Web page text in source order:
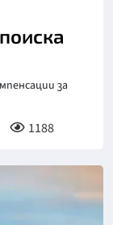
за
1188